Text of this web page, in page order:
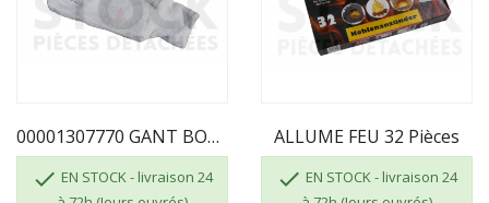
00001307770 GANT BOUCLETTE 4700 TAILLE 10
 EN STOCK - livraison 24
ALLUME FEU 32 Pièces
 EN STOCK - livraison 24